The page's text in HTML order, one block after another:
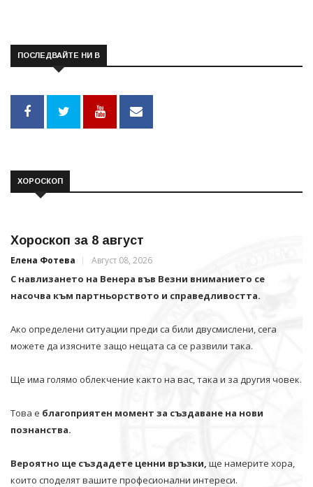
ПОСЛЕДВАЙТЕ НИ В
ХОРОСКОП
Хороскоп за 8 август
Елена Фотева Август 08, 2026
С навлизането на Венера във Везни вниманието се
насочва към партньорството и справедливостта.
Ако определени ситуации преди са били двусмислени, сега
можете да изясните защо нещата са се развили така.
Ще има голямо облекчение както на вас, така и за другия човек.
Това е благоприятен момент за създаване на нови
познанства.
Вероятно ще създадете ценни връзки, ще намерите хора,
които споделят вашите професионални интереси.